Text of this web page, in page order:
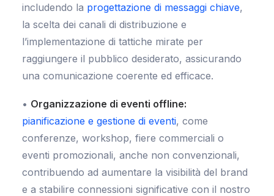
includendo la progettazione di messaggi chiave,
la scelta dei canali di distribuzione e
l’implementazione di tattiche mirate per
raggiungere il pubblico desiderato, assicurando
una comunicazione coerente ed efficace.
• Organizzazione di eventi offline:
pianificazione e gestione di eventi, come
conferenze, workshop, fiere commerciali o
eventi promozionali, anche non convenzionali,
contribuendo ad aumentare la visibilità del brand
e a stabilire connessioni significative con il nostro